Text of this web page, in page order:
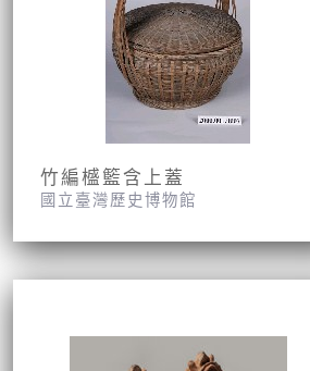
竹編𣛮籃含上蓋
國立臺灣歷史博物館